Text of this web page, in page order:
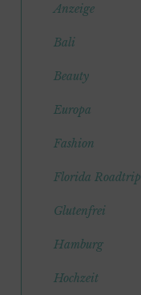
Anzeige
Bali
Beauty
Europa
Fashion
Florida Roadtrip
Glutenfrei
Hamburg
Hochzeit